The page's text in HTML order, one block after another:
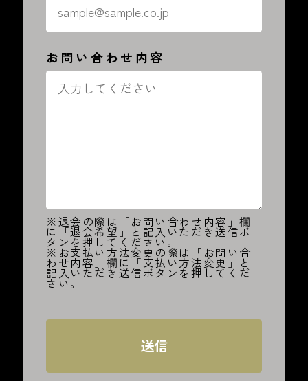
お問い合わせ内容
※退会の際は「お問い合わせ内容」欄
に「退会希望」と記入いただき送信ボ
タンを押してください。
※お支払い方法変更の際は「お問い合
わせ内容」欄に「支払い方法変更」と
記入いただき送信ボタンを押してくだ
さい。